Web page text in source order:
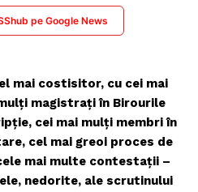
pe Google News
mai costisitor, cu cei mai
magistraţi în Birourile
cei mai mulţi membri în
cel mai greoi proces de
mai multe contestaţii –
nedorite, ale scrutinului